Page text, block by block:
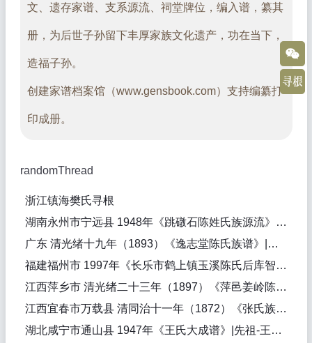
文、遗存家谱、支系源流、祠堂牌位，编入谱，纂其
册，为后世子孙留下丰厚家族文化遗产，功在当下，
造福子孙。
创建家谱档案馆（www.gensbook.com）支持编纂打
印成册。
randomThread
浙江镇海樊氏寻根
湖南永州市宁远县 1948年《跳礅石陈姓氏族源流》|先祖-陈文皓|陈铭典（纂修）
广东 清光绪十九年（1893）《逸志堂陈氏族谱》|始迁祖-陈文旺-明|
福建福州市 1997年《长乐市鹤上镇玉溪陈氏后库智房丕忠公本支世谱》|始迁祖-陈丕忠-清|陈世藩（纂修）
江西萍乡市 清光绪二十三年（1897）《萍邑姜岭陈氏族谱》德星堂|先祖-陈癸，始迁祖-陈来仪-元时，始祖-陈自强-宋时，始迁祖-陈来仪-元，一世祖-陈自强-宋|陈晓堂（纂修），陈晓堂（纂修）
江西宜春市万载县 清同治十一年（1872）《张氏族谱》孝友堂|始祖-张淑升-清康熙年间，先祖-张学臣，先祖-张日珍|张炳熙（纂修）
湖北咸宁市通山县 1947年《王氏大成谱》|先祖-王道行|